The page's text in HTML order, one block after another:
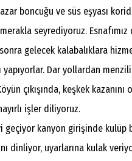
boncuğu ve süs eşyası
seyrediyoruz. Esnafımız
gelecek kalabalıklara
yapıyorlar. Dar yollardan
çıkışında, keşkek kazanını
işler diliyoruz.
geçiyor kanyon girişinde kulüp
dinliyor, uyarlarına kulak